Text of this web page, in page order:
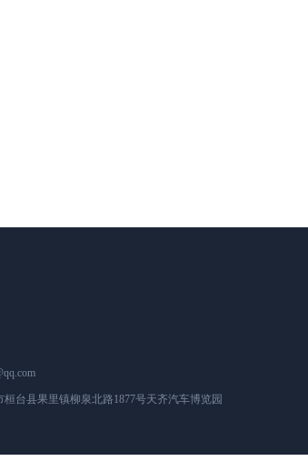
桓台县果里镇柳泉北路1877号天齐汽车博览园